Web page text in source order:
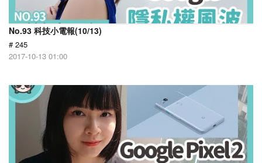
No.93 科技小電報(10/13)
# 245
2017-10-13 01:00